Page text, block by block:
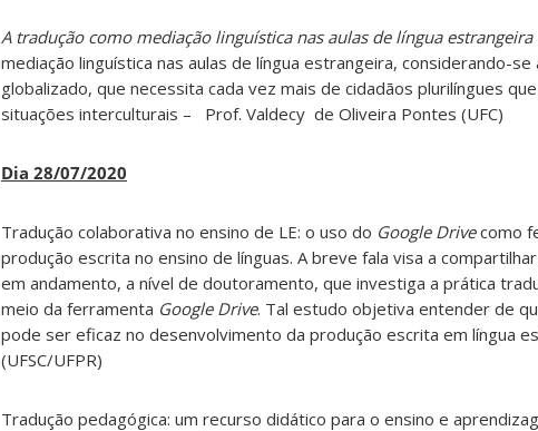
A tradução como mediação linguística nas aulas de língua estrangeira
mediação linguística nas aulas de língua estrangeira, considerando-
globalizado, que necessita cada vez mais de cidadãos plurilíngues
situações interculturais – Prof. Valdecy de Oliveira Pontes (UFC)
Dia 28/07/2020
Tradução colaborativa no ensino de LE: o uso do Google Drivecomo
produção escrita no ensino de línguas. A breve fala visa a
em andamento, a nível de doutoramento, que investiga a prática
meio da ferramenta Google Drive. Tal estudo objetiva entender de
pode ser eficaz no desenvolvimento da produção escrita em língua
(UFSC/UFPR)
Tradução pedagógica: um recurso didático para o ensino e